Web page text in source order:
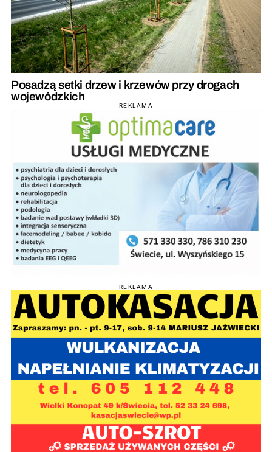
Posadzą setki drzew i krzewów przy drogach
wojewódzkich
REKLAMA
REKLAMA